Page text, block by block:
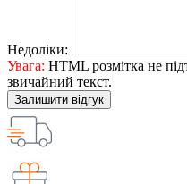
Недоліки:
Увага: HTML розмітка не
звичайний текст.
Залишити відгук